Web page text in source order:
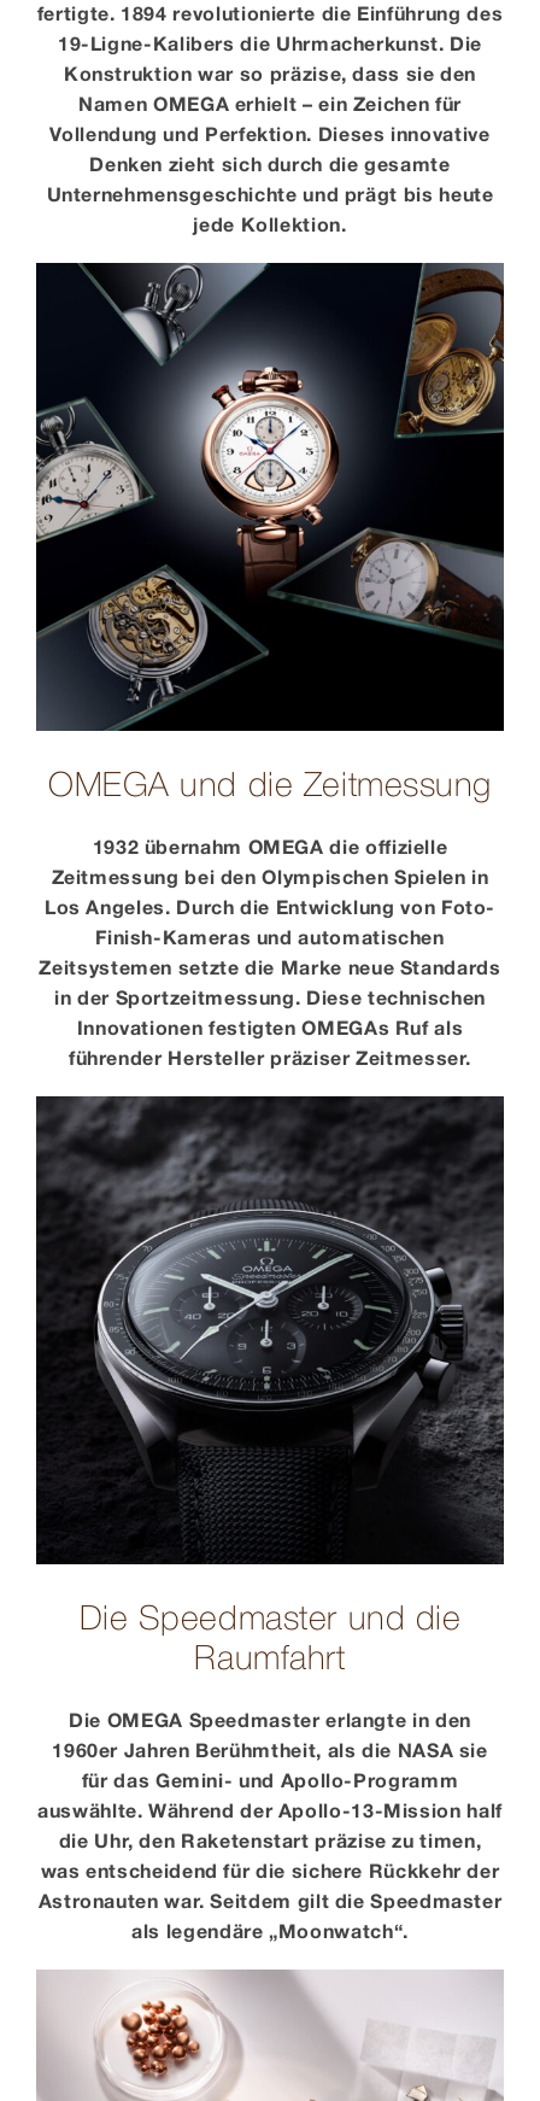
fertigte. 1894 revolutionierte die Einführung des
19-Ligne-Kalibers die Uhrmacherkunst. Die
Konstruktion war so präzise, dass sie den
Namen OMEGA erhielt – ein Zeichen für
Vollendung und Perfektion. Dieses innovative
Denken zieht sich durch die gesamte
Unternehmensgeschichte und prägt bis heute
jede Kollektion.
OMEGA und die Zeitmessung
1932 übernahm OMEGA die offizielle
Zeitmessung bei den Olympischen Spielen in
Los Angeles. Durch die Entwicklung von Foto-
Finish-Kameras und automatischen
Zeitsystemen setzte die Marke neue Standards
in der Sportzeitmessung. Diese technischen
Innovationen festigten OMEGAs Ruf als
führender Hersteller präziser Zeitmesser.
Die Speedmaster und die
Raumfahrt
Die OMEGA Speedmaster erlangte in den
1960er Jahren Berühmtheit, als die NASA sie
für das Gemini- und Apollo-Programm
auswählte. Während der Apollo-13-Mission half
die Uhr, den Raketenstart präzise zu timen,
was entscheidend für die sichere Rückkehr der
Astronauten war. Seitdem gilt die Speedmaster
als legendäre „Moonwatch“.